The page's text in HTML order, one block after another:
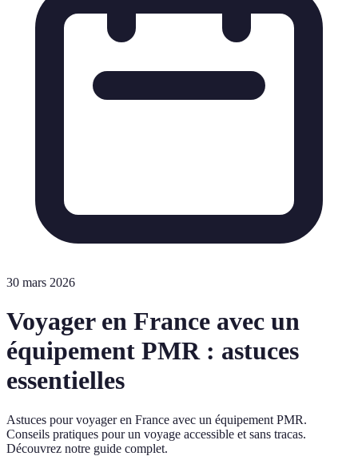
30 mars 2026
Voyager en France avec un
équipement PMR : astuces
essentielles
Astuces pour voyager en France avec un équipement PMR.
Conseils pratiques pour un voyage accessible et sans tracas.
Découvrez notre guide complet.